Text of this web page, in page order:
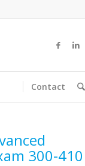
Contact
300-410